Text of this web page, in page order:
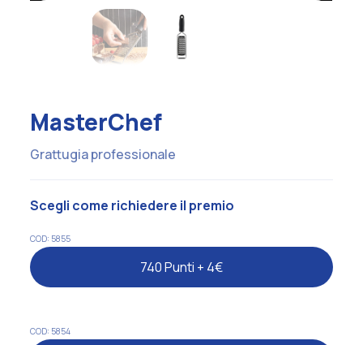
MasterChef
Grattugia professionale
Scegli come richiedere il premio
COD: 5855
740 Punti + 4€
COD: 5854